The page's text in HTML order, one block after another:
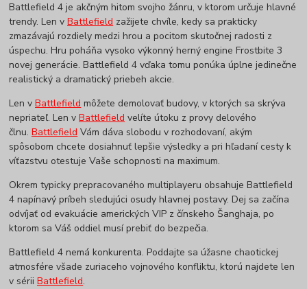
Battlefield 4 je akčným hitom svojho žánru, v ktorom určuje hlavné
trendy. Len vBattlefield zažijete chvíle, kedy sa prakticky
zmazávajú rozdiely medzi hrou a pocitom skutočnej radosti z
úspechu. Hru poháňa vysoko výkonný herný engine Frostbite 3
novej generácie. Battlefield 4 vďaka tomu ponúka úplne jedinečne
realistický a dramatický priebeh akcie.
Len vBattlefield môžete demolovať budovy, v ktorých sa skrýva
nepriateľ. Len vBattlefield velíte útoku z provy delového
člnu.Battlefield Vám dáva slobodu v rozhodovaní, akým
spôsobom chcete dosiahnuť lepšie výsledky a pri hľadaní cesty k
víťazstvu otestuje Vaše schopnosti na maximum.
Okrem typicky prepracovaného multiplayeru obsahuje Battlefield
4 napínavý príbeh sledujúci osudy hlavnej postavy. Dej sa začína
odvíjať od evakuácie amerických VIP z čínskeho Šanghaja, po
ktorom sa Váš oddiel musí prebiť do bezpečia.
Battlefield 4 nemá konkurenta. Poddajte sa úžasne chaotickej
atmosfére všade zuriaceho vojnového konfliktu, ktorú najdete len
v sériiBattlefield.